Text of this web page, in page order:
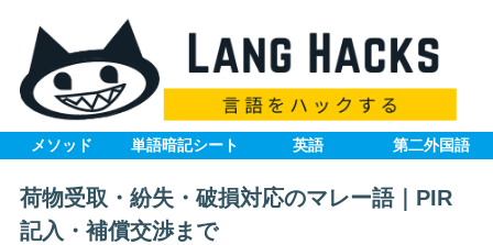
メソッド 単語暗記シート 英語 第二外国語
荷物受取・紛失・破損対応のマレー語｜PIR
記入・補償交渉まで